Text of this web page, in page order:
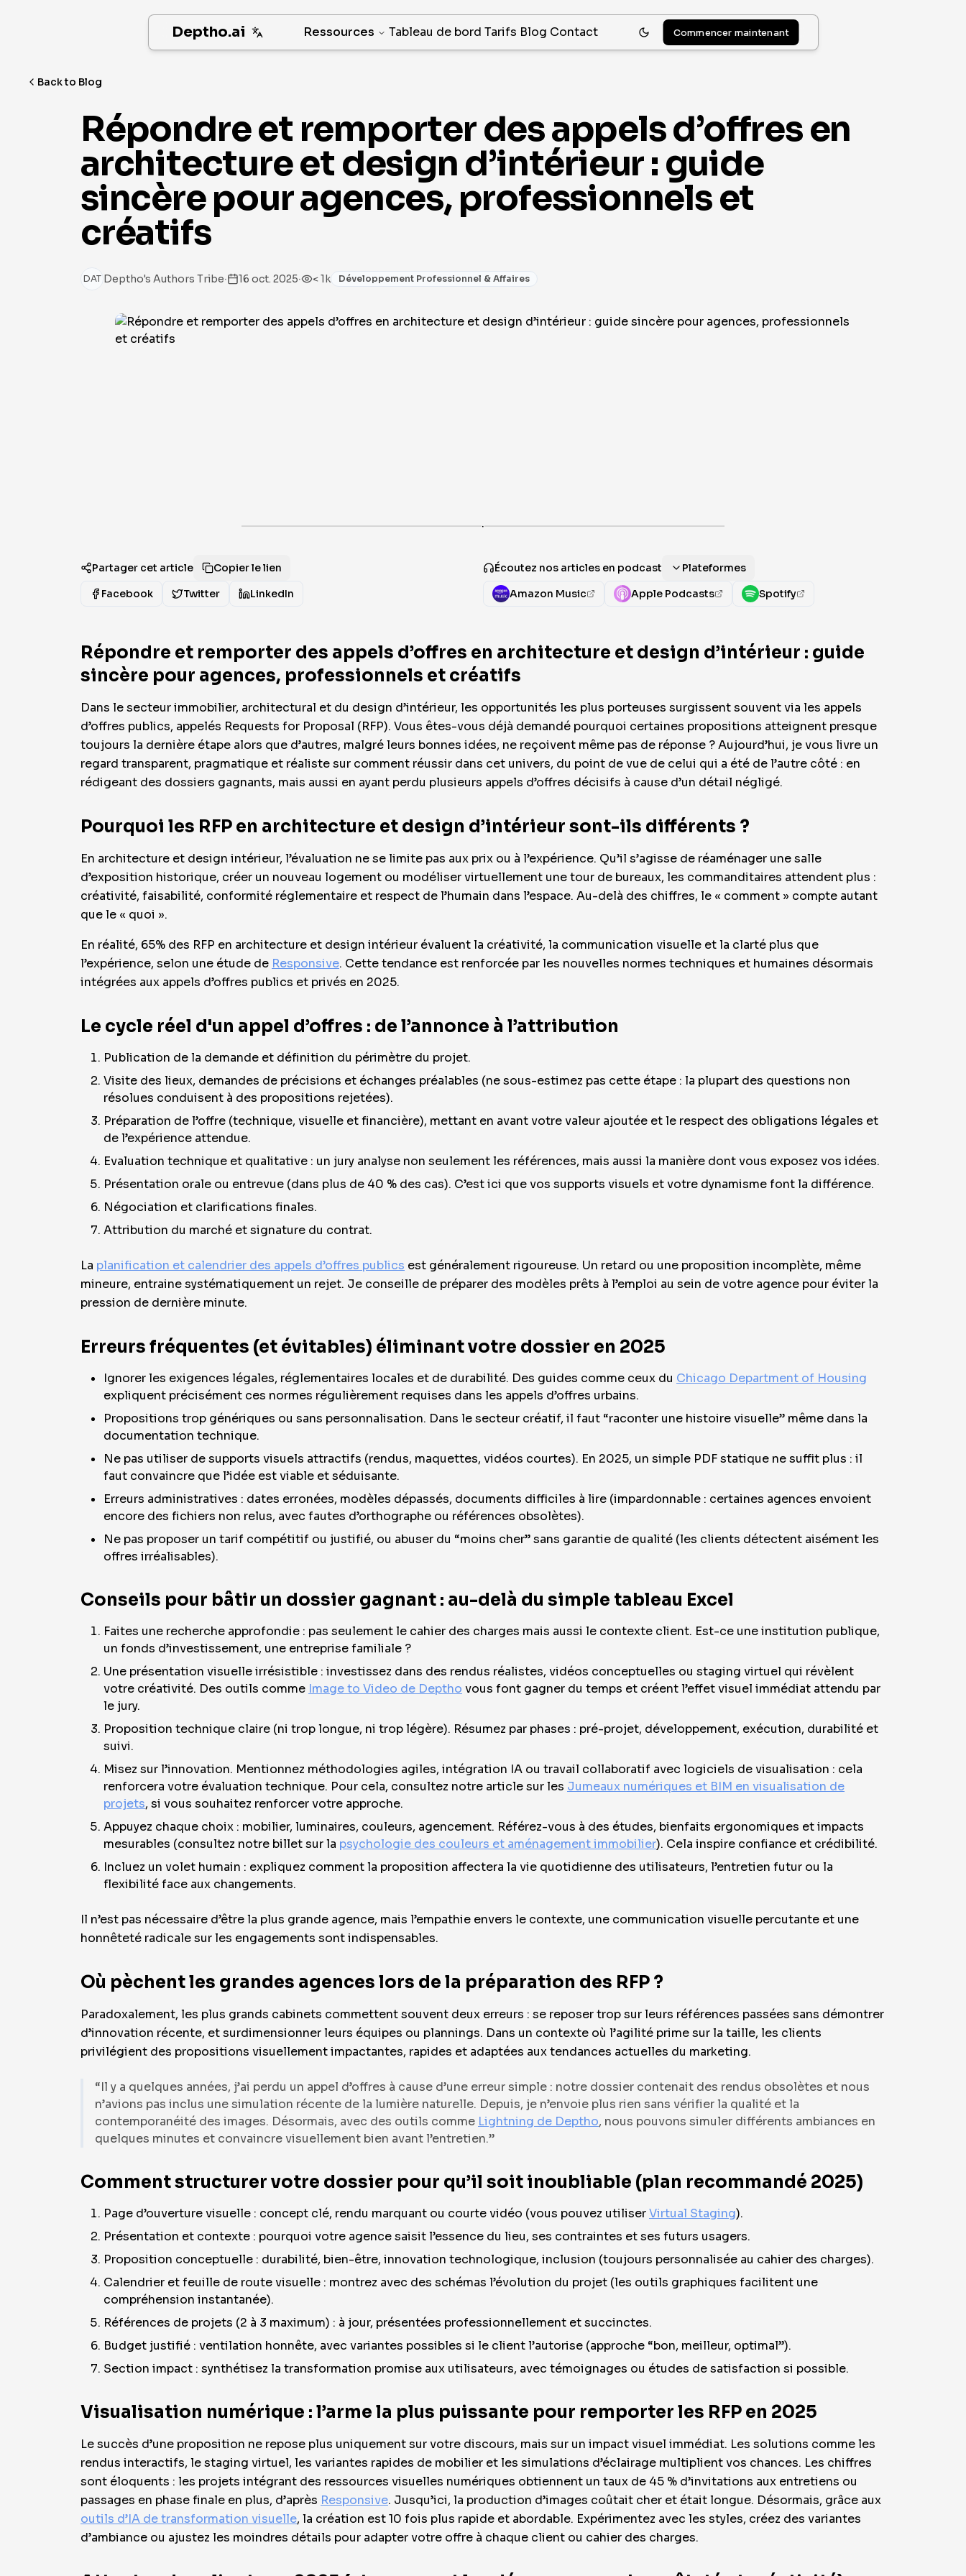
Deptho.ai Ressources Tableau de bord Tarifs Blog Contact Commencer maintenant
Back to Blog
Répondre et remporter des appels d’offres en
architecture et design d’intérieur : guide
sincère pour agences, professionnels et
créatifs
DAT Deptho's Authors Tribe· 16 oct. 2025· < 1k Développement Professionnel & Affaires
·
Partager cet article
Copier le lien
Facebook
Twitter LinkedIn
Écoutez nos articles en podcast
Plateformes
Amazon Music
Apple Podcasts Spotify
Répondre et remporter des appels d’offres en architecture et design d’intérieur : guide
sincère pour agences, professionnels et créatifs
Dans le secteur immobilier, architectural et du design d’intérieur, les opportunités les plus porteuses surgissent souvent via les appels
d’offres publics, appelés Requests for Proposal (RFP). Vous êtes-vous déjà demandé pourquoi certaines propositions atteignent presque
toujours la dernière étape alors que d’autres, malgré leurs bonnes idées, ne reçoivent même pas de réponse ? Aujourd’hui, je vous livre un
regard transparent, pragmatique et réaliste sur comment réussir dans cet univers, du point de vue de celui qui a été de l’autre côté : en
rédigeant des dossiers gagnants, mais aussi en ayant perdu plusieurs appels d’offres décisifs à cause d’un détail négligé.
Pourquoi les RFP en architecture et design d’intérieur sont-ils différents ?
En architecture et design intérieur, l’évaluation ne se limite pas aux prix ou à l’expérience. Qu’il s’agisse de réaménager une salle
d’exposition historique, créer un nouveau logement ou modéliser virtuellement une tour de bureaux, les commanditaires attendent plus :
créativité, faisabilité, conformité réglementaire et respect de l’humain dans l’espace. Au-delà des chiffres, le « comment » compte autant
que le « quoi ».
En réalité, 65% des RFP en architecture et design intérieur évaluent la créativité, la communication visuelle et la clarté plus que
l’expérience, selon une étude de Responsive. Cette tendance est renforcée par les nouvelles normes techniques et humaines désormais
intégrées aux appels d’offres publics et privés en 2025.
Le cycle réel d'un appel d’offres : de l’annonce à l’attribution
Publication de la demande et définition du périmètre du projet.
Visite des lieux, demandes de précisions et échanges préalables (ne sous-estimez pas cette étape : la plupart des questions non
résolues conduisent à des propositions rejetées).
Préparation de l’offre (technique, visuelle et financière), mettant en avant votre valeur ajoutée et le respect des obligations légales et
de l’expérience attendue.
Evaluation technique et qualitative : un jury analyse non seulement les références, mais aussi la manière dont vous exposez vos idées.
Présentation orale ou entrevue (dans plus de 40 % des cas). C’est ici que vos supports visuels et votre dynamisme font la différence.
Négociation et clarifications finales.
Attribution du marché et signature du contrat.
La planification et calendrier des appels d’offres publics est généralement rigoureuse. Un retard ou une proposition incomplète, même
mineure, entraine systématiquement un rejet. Je conseille de préparer des modèles prêts à l’emploi au sein de votre agence pour éviter la
pression de dernière minute.
Erreurs fréquentes (et évitables) éliminant votre dossier en 2025
Ignorer les exigences légales, réglementaires locales et de durabilité. Des guides comme ceux du Chicago Department of Housing
expliquent précisément ces normes régulièrement requises dans les appels d’offres urbains.
Propositions trop génériques ou sans personnalisation. Dans le secteur créatif, il faut “raconter une histoire visuelle” même dans la
documentation technique.
Ne pas utiliser de supports visuels attractifs (rendus, maquettes, vidéos courtes). En 2025, un simple PDF statique ne suffit plus : il
faut convaincre que l’idée est viable et séduisante.
Erreurs administratives : dates erronées, modèles dépassés, documents difficiles à lire (impardonnable : certaines agences envoient
encore des fichiers non relus, avec fautes d’orthographe ou références obsolètes).
Ne pas proposer un tarif compétitif ou justifié, ou abuser du “moins cher” sans garantie de qualité (les clients détectent aisément les
offres irréalisables).
Conseils pour bâtir un dossier gagnant : au-delà du simple tableau Excel
Faites une recherche approfondie : pas seulement le cahier des charges mais aussi le contexte client. Est-ce une institution publique,
un fonds d’investissement, une entreprise familiale ?
Une présentation visuelle irrésistible : investissez dans des rendus réalistes, vidéos conceptuelles ou staging virtuel qui révèlent
votre créativité. Des outils comme Image to Video de Deptho vous font gagner du temps et créent l’effet visuel immédiat attendu par
le jury.
Proposition technique claire (ni trop longue, ni trop légère). Résumez par phases : pré-projet, développement, exécution, durabilité et
suivi.
Misez sur l’innovation. Mentionnez méthodologies agiles, intégration IA ou travail collaboratif avec logiciels de visualisation : cela
renforcera votre évaluation technique. Pour cela, consultez notre article sur les Jumeaux numériques et BIM en visualisation de
projets, si vous souhaitez renforcer votre approche.
Appuyez chaque choix : mobilier, luminaires, couleurs, agencement. Référez-vous à des études, bienfaits ergonomiques et impacts
mesurables (consultez notre billet sur la psychologie des couleurs et aménagement immobilier). Cela inspire confiance et crédibilité.
Incluez un volet humain : expliquez comment la proposition affectera la vie quotidienne des utilisateurs, l’entretien futur ou la
flexibilité face aux changements.
Il n’est pas nécessaire d’être la plus grande agence, mais l’empathie envers le contexte, une communication visuelle percutante et une
honnêteté radicale sur les engagements sont indispensables.
Où pèchent les grandes agences lors de la préparation des RFP ?
Paradoxalement, les plus grands cabinets commettent souvent deux erreurs : se reposer trop sur leurs références passées sans démontrer
d’innovation récente, et surdimensionner leurs équipes ou plannings. Dans un contexte où l’agilité prime sur la taille, les clients
privilégient des propositions visuellement impactantes, rapides et adaptées aux tendances actuelles du marketing.
“Il y a quelques années, j’ai perdu un appel d’offres à cause d’une erreur simple : notre dossier contenait des rendus obsolètes et nous
n’avions pas inclus une simulation récente de la lumière naturelle. Depuis, je n’envoie plus rien sans vérifier la qualité et la
contemporanéité des images. Désormais, avec des outils comme Lightning de Deptho, nous pouvons simuler différents ambiances en
quelques minutes et convaincre visuellement bien avant l’entretien.”
Comment structurer votre dossier pour qu’il soit inoubliable (plan recommandé 2025)
Page d’ouverture visuelle : concept clé, rendu marquant ou courte vidéo (vous pouvez utiliserVirtual Staging).
Présentation et contexte : pourquoi votre agence saisit l’essence du lieu, ses contraintes et ses futurs usagers.
Proposition conceptuelle : durabilité, bien-être, innovation technologique, inclusion (toujours personnalisée au cahier des charges).
Calendrier et feuille de route visuelle : montrez avec des schémas l’évolution du projet (les outils graphiques facilitent une
compréhension instantanée).
Références de projets (2 à 3 maximum) : à jour, présentées professionnellement et succinctes.
Budget justifié : ventilation honnête, avec variantes possibles si le client l’autorise (approche “bon, meilleur, optimal”).
Section impact : synthétisez la transformation promise aux utilisateurs, avec témoignages ou études de satisfaction si possible.
Visualisation numérique : l’arme la plus puissante pour remporter les RFP en 2025
Le succès d’une proposition ne repose plus uniquement sur votre discours, mais sur un impact visuel immédiat. Les solutions comme les
rendus interactifs, le staging virtuel, les variantes rapides de mobilier et les simulations d’éclairage multiplient vos chances. Les chiffres
sont éloquents : les projets intégrant des ressources visuelles numériques obtiennent un taux de 45 % d’invitations aux entretiens ou
passages en phase finale en plus, d’après Responsive. Jusqu’ici, la production d’images coûtait cher et était longue. Désormais, grâce aux
outils d’IA de transformation visuelle, la création est 10 fois plus rapide et abordable. Expérimentez avec les styles, créez des variantes
d’ambiance ou ajustez les moindres détails pour adapter votre offre à chaque client ou cahier des charges.